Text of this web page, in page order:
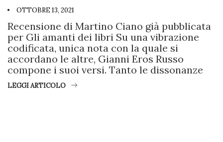
OTTOBRE 13, 2021
Recensione di Martino Ciano già pubblicata
per Gli amanti dei libri Su una vibrazione
codificata, unica nota con la quale si
accordano le altre, Gianni Eros Russo
compone i suoi versi. Tanto le dissonanze
LEGGI ARTICOLO